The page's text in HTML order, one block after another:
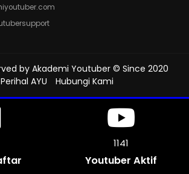
by Akademi Youtuber © Since 2020
Perihal AYU
Hubungi Kami
1279
Youtuber Aktif